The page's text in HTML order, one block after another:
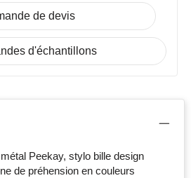
de devis
d'échantillons
Peekay, stylo bille design
de préhension en couleurs